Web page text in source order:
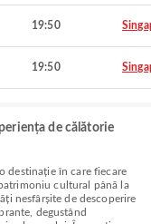
19:50
19:50
de călătorie
destinație în care fiecare
cultural până la
nesfârșite de descoperire
degustând